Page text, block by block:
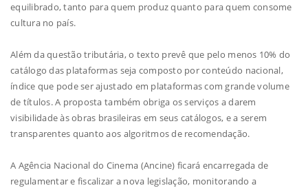
equilibrado, tanto para quem produz quanto para quem consome
cultura no país.
Além da questão tributária, o texto prevê que pelo menos 10% do
catálogo das plataformas seja composto por conteúdo nacional,
índice que pode ser ajustado em plataformas com grande volume
de títulos. A proposta também obriga os serviços a darem
visibilidade às obras brasileiras em seus catálogos, e a serem
transparentes quanto aos algoritmos de recomendação.
A Agência Nacional do Cinema (Ancine) ficará encarregada de
regulamentar e fiscalizar a nova legislação, monitorando a